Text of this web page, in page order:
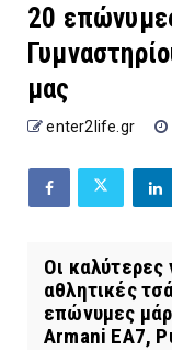
20
μας
enter2life.gr
Οι καλύτερες
αθλητικές
επώνυμες
Armani EA7,